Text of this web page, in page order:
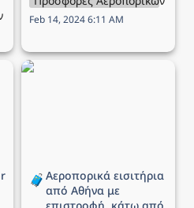
Feb 14, 2024 6:11 AM
Αεροπορικά εισιτήρια
🧳 Αεροπορικά εισιτήρια
από Αθήνα με